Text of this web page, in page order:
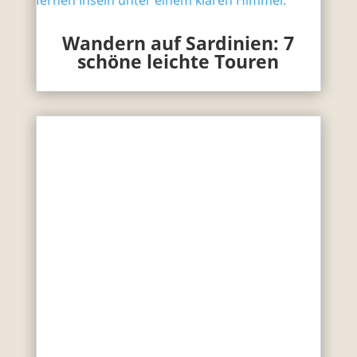
Wandern auf Sardinien: 7
schöne leichte Touren